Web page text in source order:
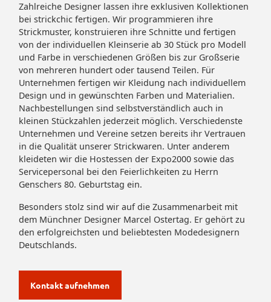
Zahlreiche Designer lassen ihre exklusiven Kollektionen
bei strickchic fertigen. Wir programmieren ihre
Strickmuster, konstruieren ihre Schnitte und fertigen
von der individuellen Kleinserie ab 30 Stück pro Modell
und Farbe in verschiedenen Größen bis zur Großserie
von mehreren hundert oder tausend Teilen. Für
Unternehmen fertigen wir Kleidung nach individuellem
Design und in gewünschten Farben und Materialien.
Nachbestellungen sind selbstverständlich auch in
kleinen Stückzahlen jederzeit möglich. Verschiedenste
Unternehmen und Vereine setzen bereits ihr Vertrauen
in die Qualität unserer Strickwaren. Unter anderem
kleideten wir die Hostessen der Expo2000 sowie das
Servicepersonal bei den Feierlichkeiten zu Herrn
Genschers 80. Geburtstag ein.
Besonders stolz sind wir auf die Zusammenarbeit mit
dem Münchner Designer Marcel Ostertag. Er gehört zu
den erfolgreichsten und beliebtesten Modedesignern
Deutschlands.
Kontakt aufnehmen